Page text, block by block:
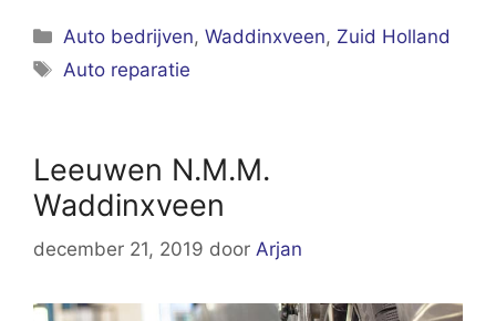
Categorieën
Auto bedrijven,Waddinxveen, Zuid Holland
Tags
Auto reparatie
Leeuwen N.M.M.
Waddinxveen
december 21, 2019 door Arjan